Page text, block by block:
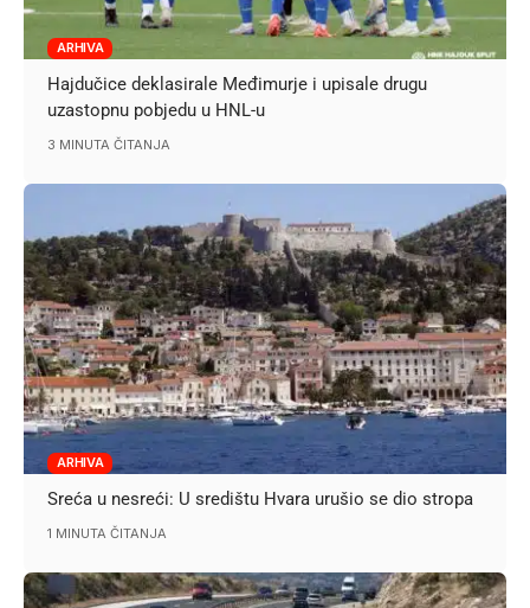
ARHIVA
Hajdučice deklasirale Međimurje i upisale drugu
uzastopnu pobjedu u HNL-u
3 MINUTA ČITANJA
ARHIVA
Sreća u nesreći: U središtu Hvara urušio se dio stropa
1 MINUTA ČITANJA